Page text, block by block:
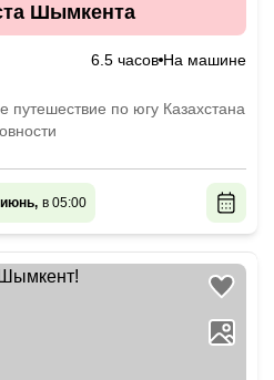
Шымкента
6.5 часов На машине
по югу Казахстана
в 05:00